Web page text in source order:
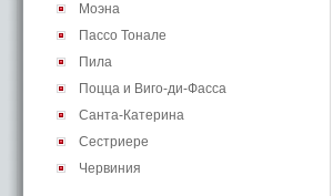
Моэна
Пассо Тонале
Пила
Поцца и Виго-ди-Фасса
Санта-Катерина
Сестриере
Червиния